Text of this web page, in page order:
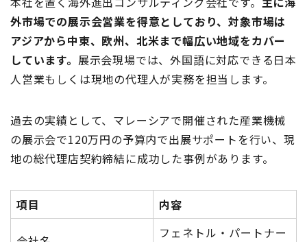
外市場での展示会営業を得意としており、対象市場は
アジアから中東、欧州、北米まで幅広い地域をカバー
しています。 展示会現場では、外国語に対応できる日本
人営業もしくは現地の代理人が実務を担当します。
過去の実績として、マレーシアで開催された産業機械
の展示会で120万円の予算内で出展サポートを行い、現
地の総代理店契約締結に成功した事例があります。
項目 内容
フェネトル・パートナー